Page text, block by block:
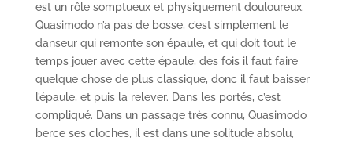
est un rôle somptueux et physiquement douloureux.
Quasimodo n’a pas de bosse, c’est simplement le
danseur qui remonte son épaule, et qui doit tout le
temps jouer avec cette épaule, des fois il faut faire
quelque chose de plus classique, donc il faut baisser
l’épaule, et puis la relever. Dans les portés, c’est
compliqué. Dans un passage très connu, Quasimodo
berce ses cloches, il est dans une solitude absolu,